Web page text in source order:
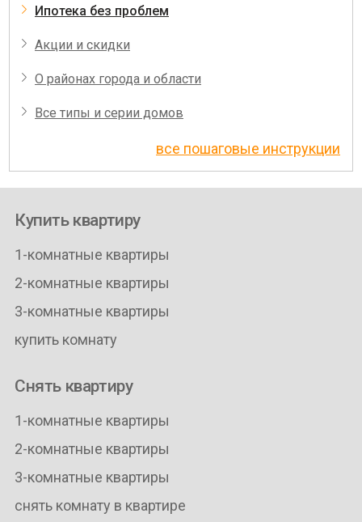
Ипотека без проблем
Акции и скидки
О районах города и области
Все типы и серии домов
все пошаговые инструкции
Купить квартиру
1-комнатные квартиры
2-комнатные квартиры
3-комнатные квартиры
купить комнату
Снять квартиру
1-комнатные квартиры
2-комнатные квартиры
3-комнатные квартиры
снять комнату в квартире